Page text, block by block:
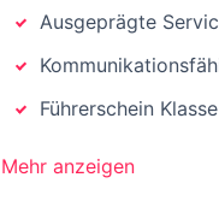
Ausgeprägte
Führerschein
Mehr anzeigen